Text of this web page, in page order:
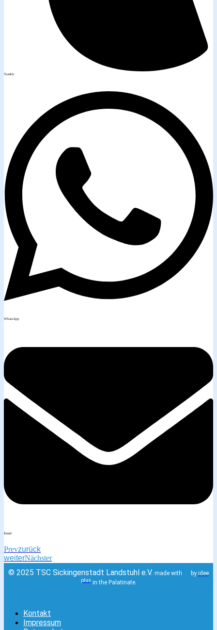
Tumblr
WhatsApp
Email
Prevzurück
weiterNächster
© 2025 TSC Sickingenstadt Landstuhl e.V. made with by idee
plusin the Palatinate.
Kontakt
Impressum